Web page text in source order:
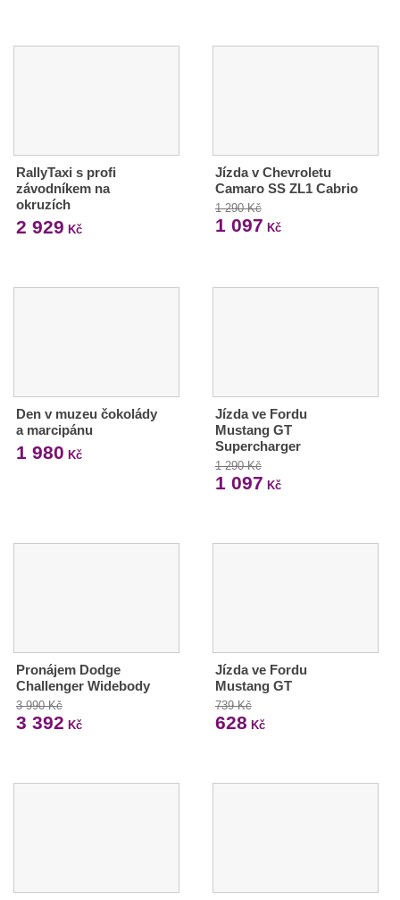
RallyTaxi s profi
závodníkem na
okruzích
2 929 Kč
Jízda v Chevroletu
Camaro SS ZL1 Cabrio
1 290 Kč
1 097 Kč
Den v muzeu čokolády
a marcipánu
1 980 Kč
Jízda ve Fordu
Mustang GT
Supercharger
1 290 Kč
1 097 Kč
Pronájem Dodge
Challenger Widebody
3 990 Kč
3 392 Kč
Jízda ve Fordu
Mustang GT
739 Kč
628 Kč